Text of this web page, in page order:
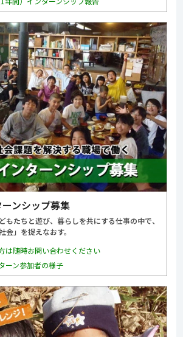
ンシップ募集
もたちと遊び、暮らしを共にする仕事の中で、
会」を捉えなおす。
は随時お問い合わせください
ーン参加者の様子